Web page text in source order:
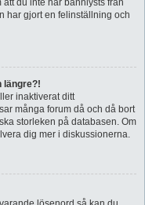
du inte har bannlysts från
har gjort en felinställning och
längre?!
inaktiverat ditt
många forum då och då bort
storleken på databasen. Om
dig mer i diskussionerna.